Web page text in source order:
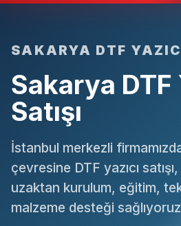
SAKARYA DTF
Sakarya DTF
Satışı
İstanbul merkezli
çevresine DTF yazıcı
uzaktan kurulum, eğitim,
malzeme desteği